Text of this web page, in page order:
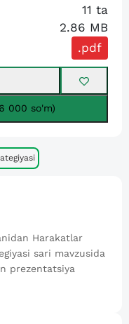
11 ta
2.86 MB
.pdf
000 so'm)
Harakatlar
sari mavzusida
prezentatsiya